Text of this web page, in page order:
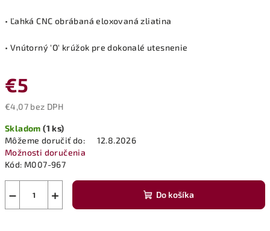
• Ľahká CNC obrábaná eloxovaná zliatina
• Vnútorný 'O' krúžok pre dokonalé utesnenie
€5
€4,07 bez DPH
cena:
Skladom(1 ks)
Môžeme doručiť do:
12.8.2026
Možnosti doručenia
Kód: M007-967
+
− Do košíka